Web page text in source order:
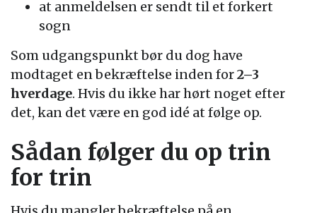
at anmeldelsen er sendt til et forkert
sogn
Som udgangspunkt bør du dog have
modtaget en bekræftelse inden for2–3
hverdage. Hvis du ikke har hørt noget efter
det, kan det være en god idé at følge op.
Sådan følger du op trin
for trin